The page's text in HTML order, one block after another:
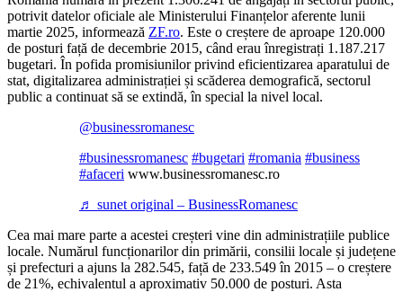
potrivit datelor oficiale ale Ministerului Finanțelor aferente lunii
martie 2025, informează ZF.ro. Este o creștere de aproape 120.000
de posturi față de decembrie 2015, când erau înregistrați 1.187.217
bugetari. În pofida promisiunilor privind eficientizarea aparatului de
stat, digitalizarea administrației și scăderea demografică, sectorul
public a continuat să se extindă, în special la nivel local.
@businessromanesc
#businessromanesc #bugetari #romania #business
#afaceri www.businessromanesc.ro
♬ sunet original – BusinessRomanesc
Cea mai mare parte a acestei creșteri vine din administrațiile publice
locale. Numărul funcționarilor din primării, consilii locale și județene
și prefecturi a ajuns la 282.545, față de 233.549 în 2015 – o creștere
de 21%, echivalentul a aproximativ 50.000 de posturi. Asta